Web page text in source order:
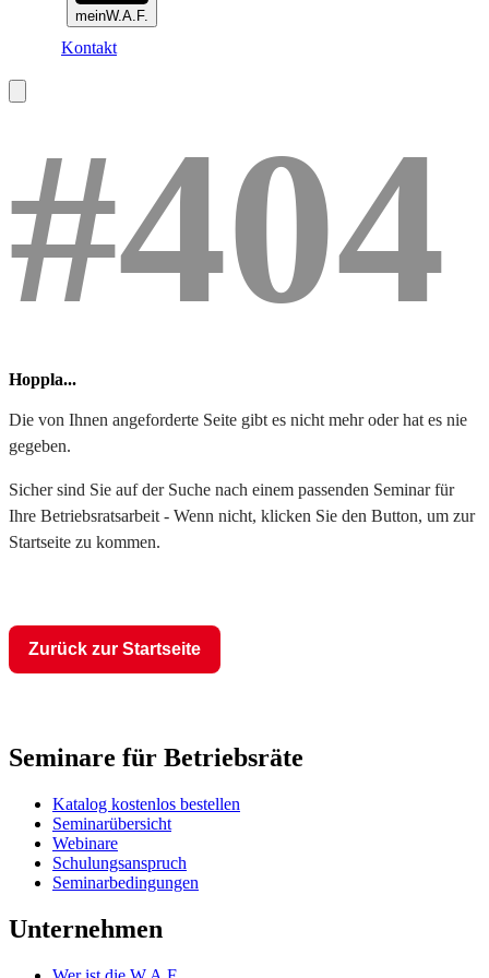
meinW.A.F.
Kontakt
#404
Hoppla...
Die von Ihnen angeforderte Seite gibt es nicht mehr oder hat es nie
gegeben.
Sicher sind Sie auf der Suche nach einem passenden Seminar für
Ihre Betriebsratsarbeit - Wenn nicht, klicken Sie den Button, um zur
Startseite zu kommen.
Zurück zur Startseite
Seminare für Betriebsräte
Katalog kostenlos bestellen
Seminarübersicht
Webinare
Schulungsanspruch
Seminarbedingungen
Unternehmen